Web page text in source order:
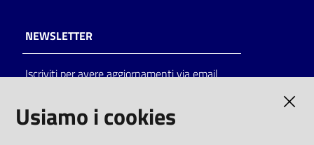
Catalogo
on line
NEWSLETTER
Iscriviti per avere aggiornamenti via email
Usiamo i cookies